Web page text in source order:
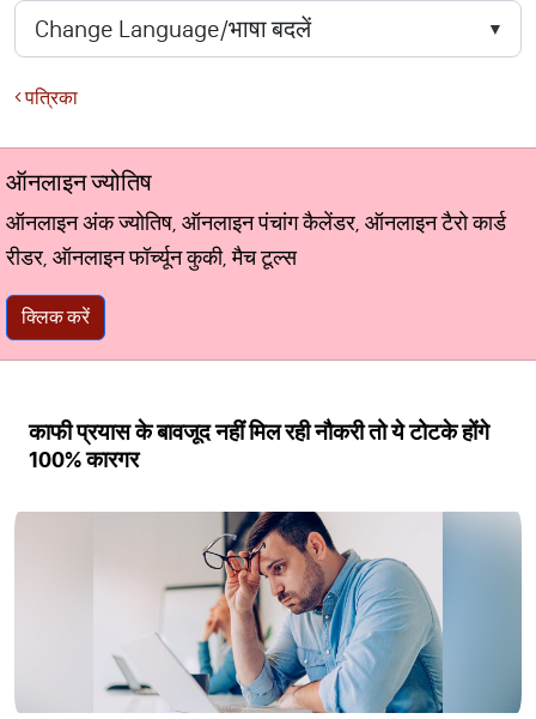
पत्रिका
ऑनलाइन ज्योतिष
ऑनलाइन अंक ज्योतिष, ऑनलाइन पंचांग कैलेंडर, ऑनलाइन टैरो कार्ड
रीडर, ऑनलाइन फॉर्च्यून कुकी, मैच टूल्स
क्लिक करें
काफी प्रयास के बावजूद नहीं मिल रही नौकरी तो ये टोटके होंगे
100% कारगर